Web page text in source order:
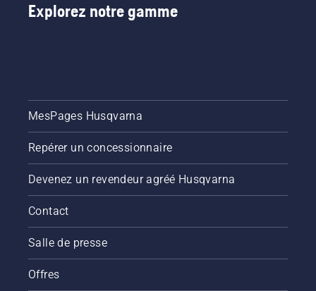
Explorez notre gamme
MesPages Husqvarna
Repérer un concessionnaire
Devenez un revendeur agréé Husqvarna
Contact
Salle de presse
Offres